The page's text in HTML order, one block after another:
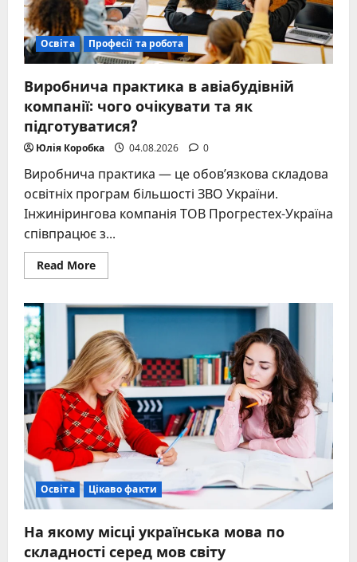
Освіта Професії та робота
Виробнича практика в авіабудівній
компанії: чого очікувати та як
підготуватися?
Юлія Коробка 04.08.2026 0
Виробнича практика — це обов’язкова складова
освітніх програм більшості ЗВО України.
Інжинірингова компанія ТОВ Прогрестех-Україна
співпрацює з...
Read MoreRead
more
в
авіабудівній
компанії:
чого
очікувати
та
як
підготуватися?
Освіта Цікаво факти
На якому місці українська мова по
складності серед мов світу